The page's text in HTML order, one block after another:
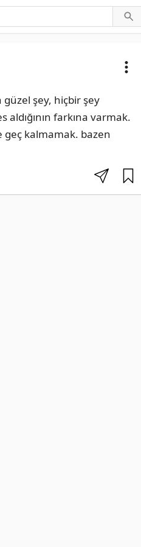
şey, hiçbir şey
farkına varmak.
kalmamak. bazen